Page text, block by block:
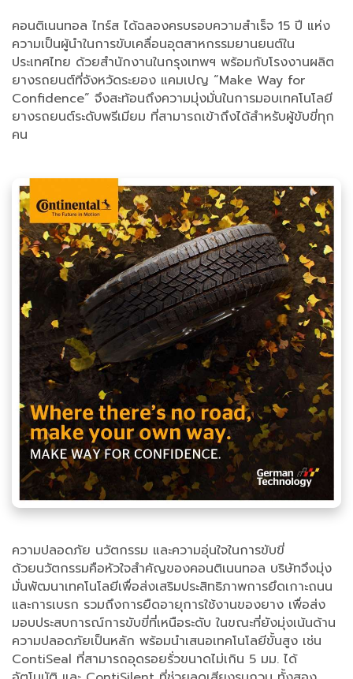
คอนติเนนทอล ไทร์ส ได้ฉลองครบรอบความสำเร็จ 15 ปี แห่ง
ความเป็นผู้นำในการขับเคลื่อนอุตสาหกรรมยานยนต์ใน
ประเทศไทย ด้วยสำนักงานในกรุงเทพฯ พร้อมกับโรงงานผลิต
ยางรถยนต์ที่จังหวัดระยอง แคมเปญ “Make Way for
Confidence” จึงสะท้อนถึงความมุ่งมั่นในการมอบเทคโนโลยี
ยางรถยนต์ระดับพรีเมียม ที่สามารถเข้าถึงได้สำหรับผู้ขับขี่ทุก
คน
ความปลอดภัย นวัตกรรม และความอุ่นใจในการขับขี่
ด้วยนวัตกรรมคือหัวใจสำคัญของคอนติเนนทอล บริษัทจึงมุ่ง
มั่นพัฒนาเทคโนโลยีเพื่อส่งเสริมประสิทธิภาพการยึดเกาะถนน
และการเบรก รวมถึงการยืดอายุการใช้งานของยาง เพื่อส่ง
มอบประสบการณ์การขับขี่ที่เหนือระดับ ในขณะที่ยังมุ่งเน้นด้าน
ความปลอดภัยเป็นหลัก พร้อมนำเสนอเทคโนโลยีขั้นสูง เช่น
ContiSeal ที่สามารถอุดรอยรั่วขนาดไม่เกิน 5 มม. ได้